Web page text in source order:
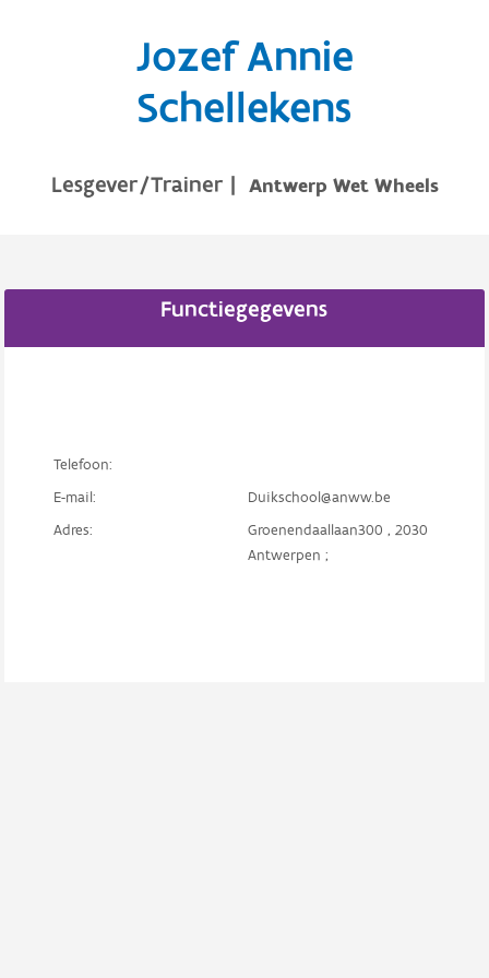
Jozef Annie
Schellekens
Lesgever/Trainer | Antwerp Wet Wheels
Functiegegevens
Telefoon:
E-mail:
Duikschool@anww.be
Adres:
Groenendaallaan300 , 2030
Antwerpen ;